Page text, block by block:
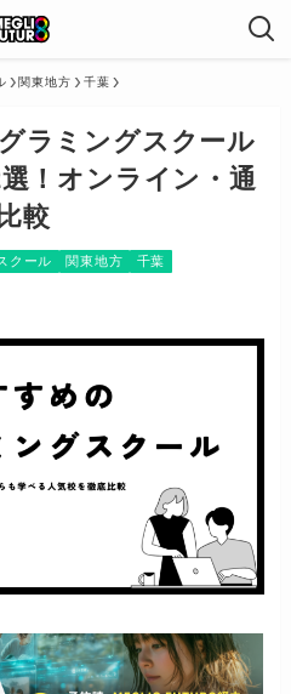
関東地方 千葉
ラミングスクール
！オンライン・通
較
クール 関東地方 千葉